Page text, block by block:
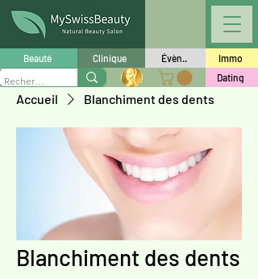
Beauté Clinique Évèn..
Immo
Dating
Accueil Blanchiment des dents
Blanchiment des dents